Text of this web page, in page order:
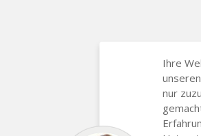
Ihre
nur